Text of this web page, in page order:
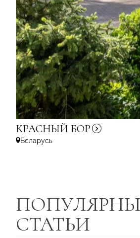
КРАСНЫЙ БОР
Бєларусь
СТАТЬИ